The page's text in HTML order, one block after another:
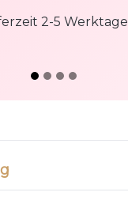
2-5 Werktage